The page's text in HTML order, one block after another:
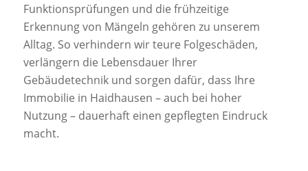
Funktionsprüfungen und die frühzeitige
Erkennung von Mängeln gehören zu unserem
Alltag. So verhindern wir teure Folgeschäden,
verlängern die Lebensdauer Ihrer
Gebäudetechnik und sorgen dafür, dass Ihre
Immobilie in Haidhausen – auch bei hoher
Nutzung – dauerhaft einen gepflegten Eindruck
macht.